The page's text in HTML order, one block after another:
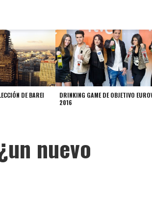
DE BAREI
DRINKING GAME DE OBJETIVO
2016
nuevo